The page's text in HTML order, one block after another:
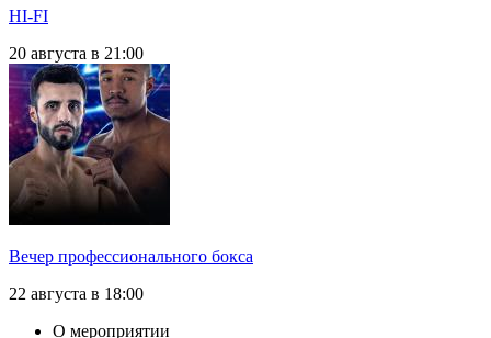
HI-FI
20 августа в 21:00
Вечер профессионального бокса
22 августа в 18:00
О мероприятии